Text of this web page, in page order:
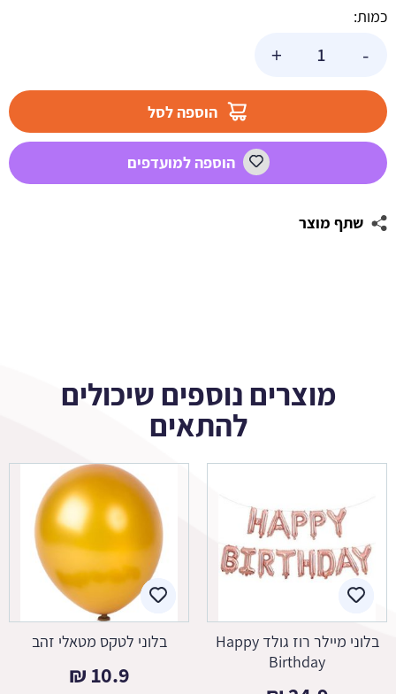
כמות:
-
זהב
2
+
הוספה לסל
הוספה למועדפים
שתף מוצר
מוצרים נוספים שיכולים
להתאים
בלוני מיילר רוז גולד Happy
Birthday
בלוני לטקס מטאלי זהב
10.9
₪